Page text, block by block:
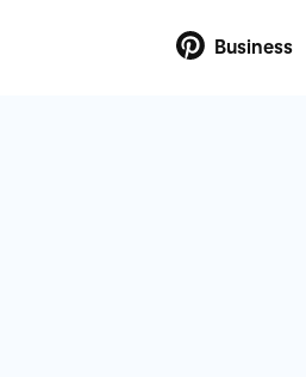
Business